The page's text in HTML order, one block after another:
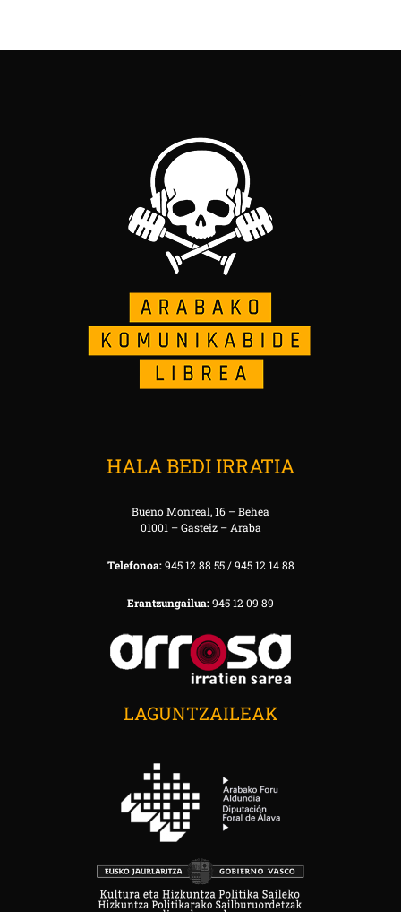
HALA BEDI IRRATIA
Bueno Monreal, 16 – Behea
01001 – Gasteiz – Araba
Telefonoa:945 12 88 55 / 945 12 14 88
Erantzungailua:945 12 09 89
LAGUNTZAILEAK